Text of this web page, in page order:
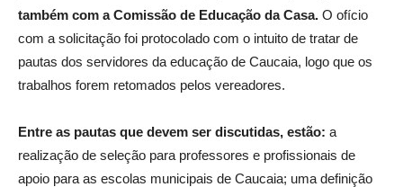
também com a Comissão de Educação da Casa. O ofício
com a solicitação foi protocolado com o intuito de tratar de
pautas dos servidores da educação de Caucaia, logo que os
trabalhos forem retomados pelos vereadores.
Entre as pautas que devem ser discutidas, estão: a
realização de seleção para professores e profissionais de
apoio para as escolas municipais de Caucaia; uma definição